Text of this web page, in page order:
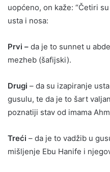
uopćeno, on kaže: “Četiri
usta i nosa:
Prvi – da je to sunnet u
mezheb (šafijski).
Drugi – da su izapiranje
gusulu, te da je to šart
poznatiji stav od imama
Treći – da je to vadžib u
mišljenje Ebu Hanife i